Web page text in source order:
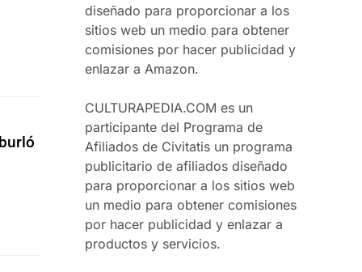
diseñado para proporcionar a los
sitios web un medio para obtener
comisiones por hacer publicidad y
enlazar a Amazon.
CULTURAPEDIA.COM es un
participante del Programa de
Afiliados de Civitatis un programa
publicitario de afiliados diseñado
para proporcionar a los sitios web
un medio para obtener comisiones
por hacer publicidad y enlazar a
productos y servicios.